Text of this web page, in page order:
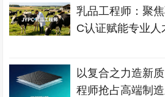
乳品工程师：聚
C认证赋能专业人
以复合之力造新
程师抢占高端制